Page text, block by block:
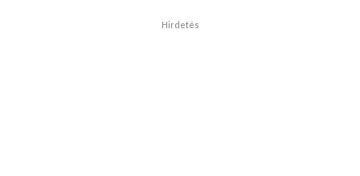
Hirdetés